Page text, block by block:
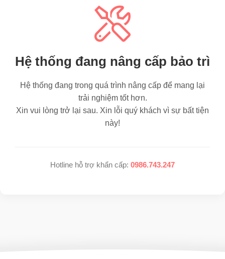
Hệ thống đang nâng cấp bảo trì
Hệ thống đang trong quá trình nâng cấp để mang lại
trải nghiệm tốt hơn.
Xin vui lòng trở lại sau. Xin lỗi quý khách vì sự bất tiện
này!
Hotline hỗ trợ khẩn cấp: 0986.743.247